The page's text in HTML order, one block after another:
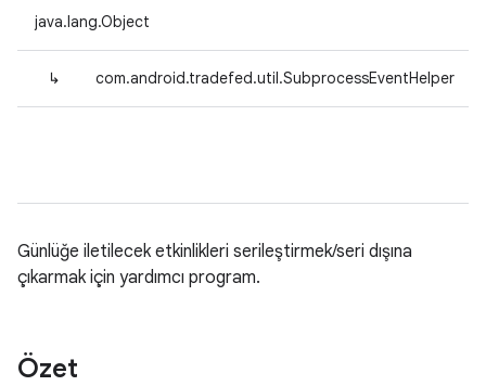
java.lang.Object
↳ com.android.tradefed.util.SubprocessEventHelper
Günlüğe iletilecek etkinlikleri serileştirmek/seri dışına
çıkarmak için yardımcı program.
Özet